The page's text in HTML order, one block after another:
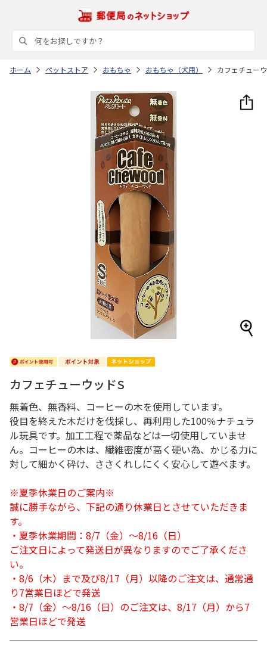
ホーム ペットストア おもちゃ おもちゃ（犬用） カフェチュー
カフェチューウッドS
無着色、無香料、コーヒーの木を使用しています。
役目を終えた木だけを伐採し、再利用した100％ナチュラ
ル玩具です。加工工程で薬品などは一切使用していませ
ん。コーヒーの木は、繊維密度が高く硬い為、かじる力に
対して細かく砕け、ささくれしにくく安心して遊べます。
※夏季休業日のご案内※
誠に勝手ながら、下記の通り休業日とさせていただきま
す。
・夏季休業期間：8/7（金）～8/16（日）
ご注文日によって発送日が異なりますのでご了承くださ
い。
・8/6（木）まで及び8/17（月）以降のご注文は、通常通
り7営業日ほどで発送
・8/7（金）～8/16（日）のご注文は、8/17（月）から7
営業日ほどで発送